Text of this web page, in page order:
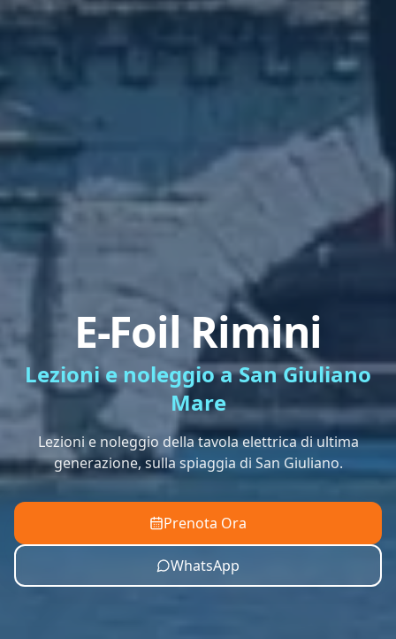
E-Foil Rimini
Lezioni e noleggio a San Giuliano
Mare
Lezioni e noleggio della tavola elettrica di ultima
generazione, sulla spiaggia di San Giuliano.
Prenota Ora
WhatsApp